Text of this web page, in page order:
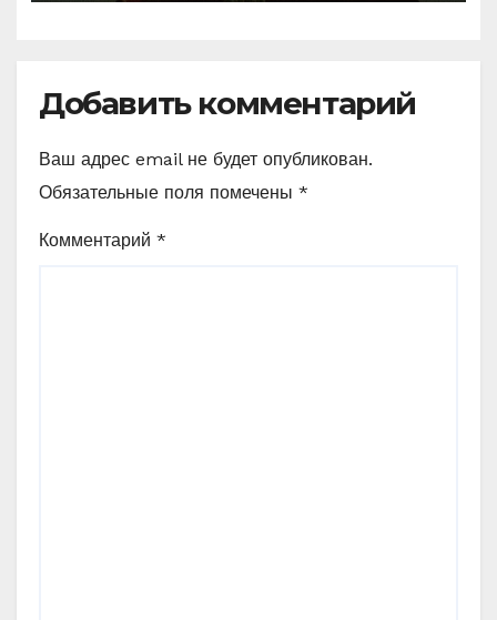
Добавить комментарий
Ваш адрес email не будет опубликован.
Обязательные поля помечены *
Комментарий *